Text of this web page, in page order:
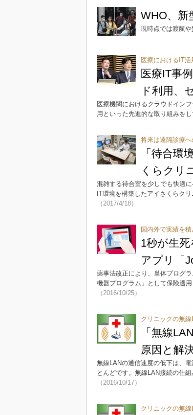
WHO、新
現時点では渡航や
医療におけるIT活
医療IT事
ド利用、
医療機関におけるクラウドイン
用といった先進的な取り組みを
将来は遠隔診療
「待合環
くらクリ
混雑する待合室を少しでも快適
IT環境を構築したアイさくらク
（2017/4/18）
国内外で実績を
1秒が生
アプリ「
薬事法改正により、単体プログ
機器プログラム」として保険適
（2016/10/25）
クリニックの無線
「無線
原因と解
無線LANの通信速度の低下は、
とんどです。無線LAN接続の仕
（2016/10/17）
クリニックの無線